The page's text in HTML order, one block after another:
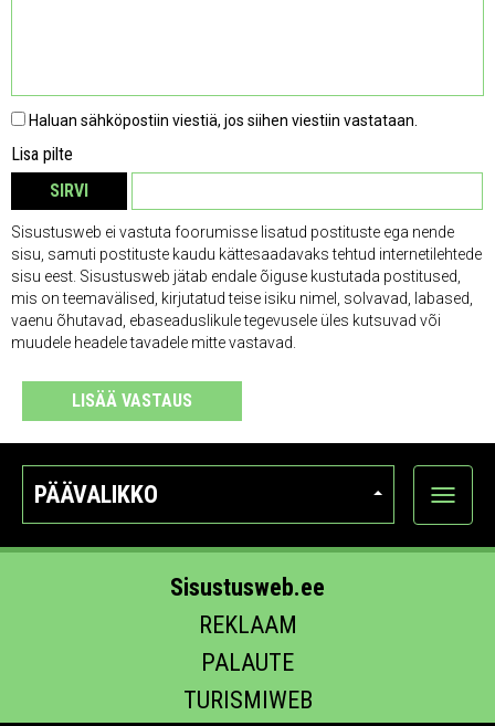
Haluan sähköpostiin viestiä, jos siihen viestiin vastataan.
Lisa pilte
SIRVI
Sisustusweb ei vastuta foorumisse lisatud postituste ega nende
sisu, samuti postituste kaudu kättesaadavaks tehtud internetilehtede
sisu eest. Sisustusweb jätab endale õiguse kustutada postitused,
mis on teemavälised, kirjutatud teise isiku nimel, solvavad, labased,
vaenu õhutavad, ebaseaduslikule tegevusele üles kutsuvad või
muudele headele tavadele mitte vastavad.
LISÄÄ VASTAUS
PÄÄVALIKKO
Näytä
Sisustusweb.ee
REKLAAM
PALAUTE
TURISMIWEB